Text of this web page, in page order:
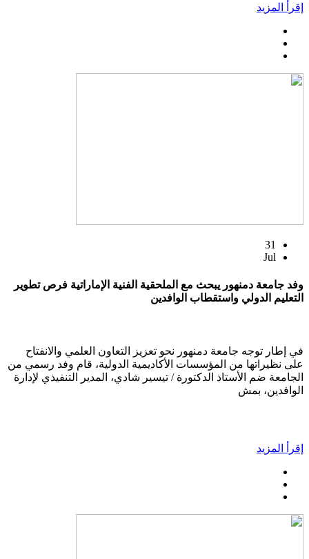
إقرأ المزيد
31
Jul
وفد جامعة دمنهور يبحث مع الملحقية الفنية الإماراتية فرص تطوير
التعليم الدولي واستقطاب الوافدين
في إطار توجه جامعة دمنهور نحو تعزيز التعاون العلمي والانفتاح
على نظيراتها من المؤسسات الأكاديمية الدولية، قام وفد رسمي من
الجامعة ضم الأستاذ الدكتورة / تيسير شادي، المدير التنفيذي لإدارة
الوافدين، بمش
إقرأ المزيد